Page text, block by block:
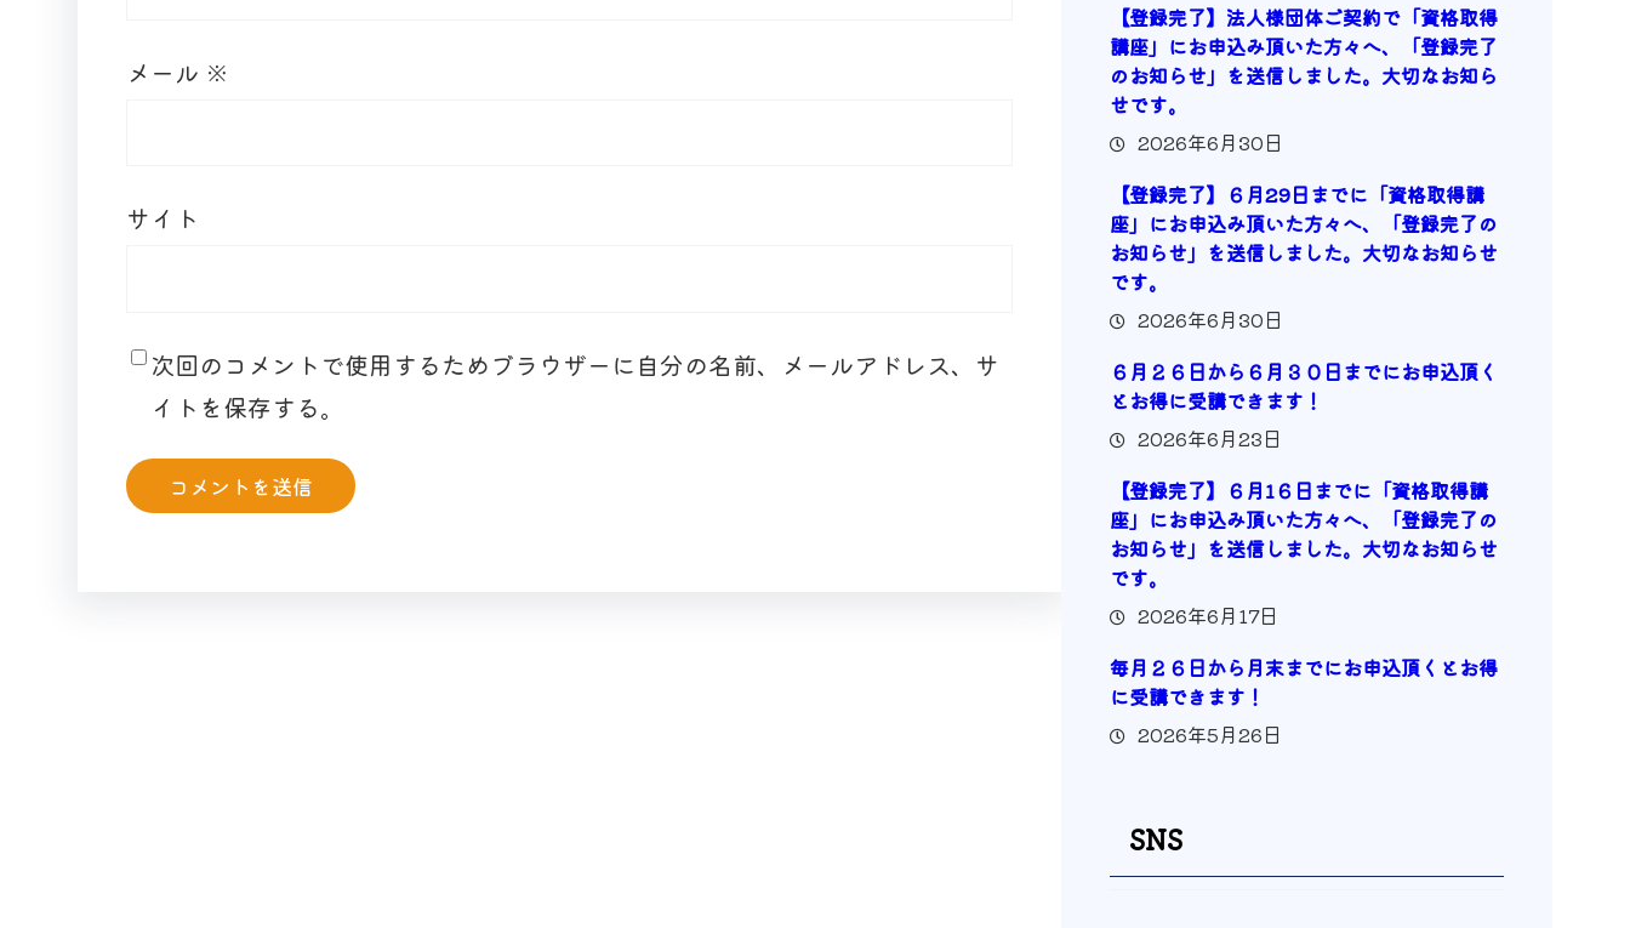
メール ※
サイト
次回のコメントで使用するためブラウザーに自分の名前、メールアドレス、サ
イトを保存する。
【登録完了】法人様団体ご契約で「資格取得
講座」にお申込み頂いた方々へ、「登録完了
のお知らせ」を送信しました。大切なお知ら
せです。
2026年6月30日
【登録完了】６月29日までに「資格取得講
座」にお申込み頂いた方々へ、「登録完了の
お知らせ」を送信しました。大切なお知らせ
です。
2026年6月30日
６月２６日から６月３０日までにお申込頂く
とお得に受講できます！
2026年6月23日
【登録完了】６月1６日までに「資格取得講
座」にお申込み頂いた方々へ、「登録完了の
お知らせ」を送信しました。大切なお知らせ
です。
2026年6月17日
毎月２６日から月末までにお申込頂くとお得
に受講できます！
2026年5月26日
SNS